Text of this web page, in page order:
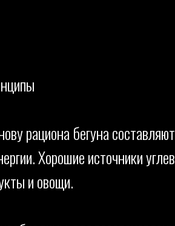
рациона бегуна
Хорошие источники
и овощи.